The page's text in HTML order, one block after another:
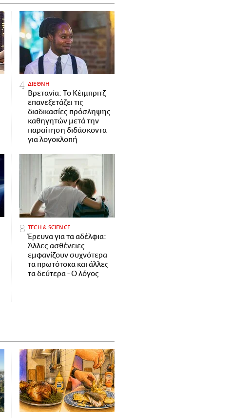
ΔΙΕΘΝΗ
Βρετανία: Το Κέιμπριτζ
επανεξετάζει τις
διαδικασίες πρόσληψης
καθηγητών μετά την
παραίτηση διδάσκοντα
για λογοκλοπή
ΤECH & SCIENCE
Έρευνα για τα αδέλφια:
Άλλες ασθένειες
εμφανίζουν συχνότερα
τα πρωτότοκα και άλλες
τα δεύτερα - Ο λόγος